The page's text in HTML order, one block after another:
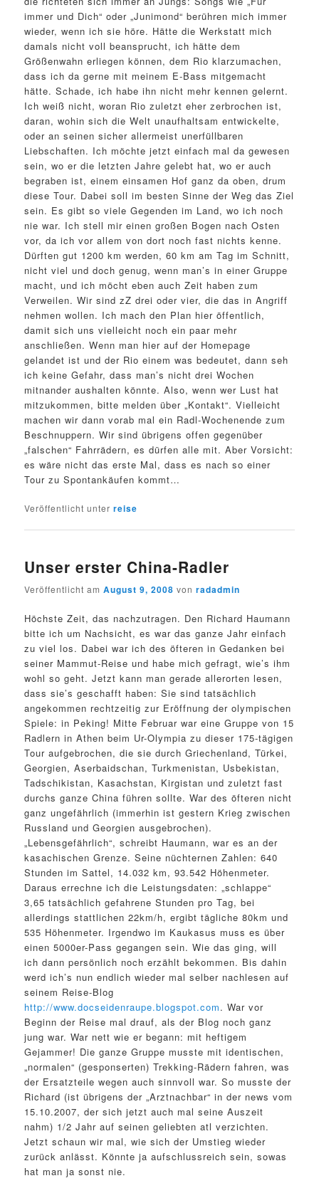
immer und Dich“ oder „Junimond“ berühren mich immer
wieder, wenn ich sie höre. Hätte die Werkstatt mich
damals nicht voll beansprucht, ich hätte dem
Größenwahn erliegen können, dem Rio klarzumachen,
dass ich da gerne mit meinem E-Bass mitgemacht
hätte. Schade, ich habe ihn nicht mehr kennen gelernt.
Ich weiß nicht, woran Rio zuletzt eher zerbrochen ist,
daran, wohin sich die Welt unaufhaltsam entwickelte,
oder an seinen sicher allermeist unerfüllbaren
Liebschaften. Ich möchte jetzt einfach mal da gewesen
sein, wo er die letzten Jahre gelebt hat, wo er auch
begraben ist, einem einsamen Hof ganz da oben, drum
diese Tour. Dabei soll im besten Sinne der Weg das Ziel
sein. Es gibt so viele Gegenden im Land, wo ich noch
nie war. Ich stell mir einen großen Bogen nach Osten
vor, da ich vor allem von dort noch fast nichts kenne.
Dürften gut 1200 km werden, 60 km am Tag im Schnitt,
nicht viel und doch genug, wenn man’s in einer Gruppe
macht, und ich möcht eben auch Zeit haben zum
Verweilen. Wir sind zZ drei oder vier, die das in Angriff
nehmen wollen. Ich mach den Plan hier öffentlich,
damit sich uns vielleicht noch ein paar mehr
anschließen. Wenn man hier auf der Homepage
gelandet ist und der Rio einem was bedeutet, dann seh
ich keine Gefahr, dass man’s nicht drei Wochen
mitnander aushalten könnte. Also, wenn wer Lust hat
mitzukommen, bitte melden über „Kontakt“. Vielleicht
machen wir dann vorab mal ein Radl-Wochenende zum
Beschnuppern. Wir sind übrigens offen gegenüber
„falschen“ Fahrrädern, es dürfen alle mit. Aber Vorsicht:
es wäre nicht das erste Mal, dass es nach so einer
Tour zu Spontankäufen kommt…
Veröffentlicht unter reise
Unser erster China-Radler
Veröffentlicht amAugust 9, 2008 vonradadmin
Höchste Zeit, das nachzutragen. Den Richard Haumann
bitte ich um Nachsicht, es war das ganze Jahr einfach
zu viel los. Dabei war ich des öfteren in Gedanken bei
seiner Mammut-Reise und habe mich gefragt, wie’s ihm
wohl so geht. Jetzt kann man gerade allerorten lesen,
dass sie’s geschafft haben: Sie sind tatsächlich
angekommen rechtzeitig zur Eröffnung der olympischen
Spiele: in Peking! Mitte Februar war eine Gruppe von 15
Radlern in Athen beim Ur-Olympia zu dieser 175-tägigen
Tour aufgebrochen, die sie durch Griechenland, Türkei,
Georgien, Aserbaidschan, Turkmenistan, Usbekistan,
Tadschikistan, Kasachstan, Kirgistan und zuletzt fast
durchs ganze China führen sollte. War des öfteren nicht
ganz ungefährlich (immerhin ist gestern Krieg zwischen
Russland und Georgien ausgebrochen).
„Lebensgefährlich“, schreibt Haumann, war es an der
kasachischen Grenze. Seine nüchternen Zahlen: 640
Stunden im Sattel, 14.032 km, 93.542 Höhenmeter.
Daraus errechne ich die Leistungsdaten: „schlappe“
3,65 tatsächlich gefahrene Stunden pro Tag, bei
allerdings stattlichen 22km/h, ergibt tägliche 80km und
535 Höhenmeter. Irgendwo im Kaukasus muss es über
einen 5000er-Pass gegangen sein. Wie das ging, will
ich dann persönlich noch erzählt bekommen. Bis dahin
werd ich’s nun endlich wieder mal selber nachlesen auf
seinem Reise-Blog
http://www.docseidenraupe.blogspot.com. War vor
Beginn der Reise mal drauf, als der Blog noch ganz
jung war. War nett wie er begann: mit heftigem
Gejammer! Die ganze Gruppe musste mit identischen,
„normalen“ (gesponserten) Trekking-Rädern fahren, was
der Ersatzteile wegen auch sinnvoll war. So musste der
Richard (ist übrigens der „Arztnachbar“ in der news vom
15.10.2007, der sich jetzt auch mal seine Auszeit
nahm) 1/2 Jahr auf seinen geliebten atl verzichten.
Jetzt schaun wir mal, wie sich der Umstieg wieder
zurück anlässt. Könnte ja aufschlussreich sein, sowas
hat man ja sonst nie.